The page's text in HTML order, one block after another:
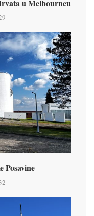
u Melbourneu
Posavine